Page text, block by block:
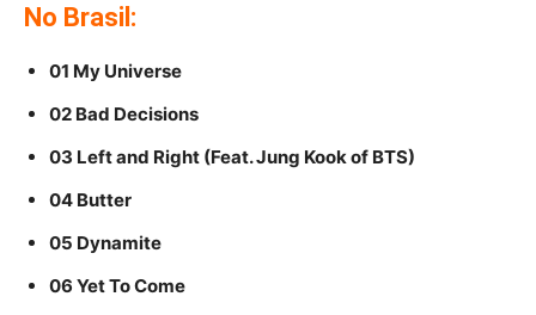
No Brasil:
01 My Universe
02 Bad Decisions
03 Left and Right (Feat. Jung Kook of BTS)
04 Butter
05 Dynamite
06 Yet To Come